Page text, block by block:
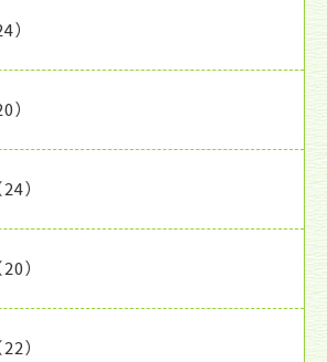
）
）
24）
20）
22）